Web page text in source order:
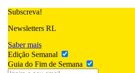
Subscreva!
Newsletters RL
Saber mais
Edição Semanal
Guia do Fim de Semana